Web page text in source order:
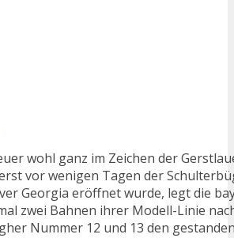
wohl ganz im Zeichen der
vor wenigen Tagen der
Georgia eröffnet wurde, legt die
zwei Bahnen ihrer Modell-Linie
Nummer 12 und 13 den